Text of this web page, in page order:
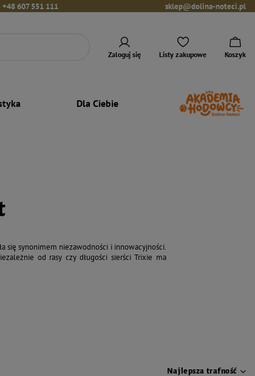
+48 607 551 111 sklep@dolina-noteci.pl
Zaloguj się Listy zakupowe Koszyk
Dla Ciebie
się synonimem niezawodności i innowacyjności.
od rasy czy długości sierści Trixie ma
Najlepsza trafność